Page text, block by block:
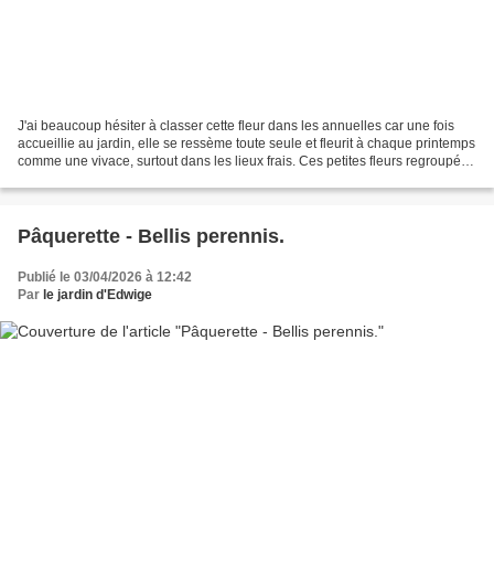
J'ai beaucoup hésiter à classer cette fleur dans les annuelles car une fois
accueillie au jardin, elle se ressème toute seule et fleurit à chaque printemps
comme une vivace, surtout dans les lieux frais. Ces petites fleurs regroupées
Pâquerette - Bellis perennis.
Publié le 03/04/2026 à 12:42
Par le jardin d'Edwige